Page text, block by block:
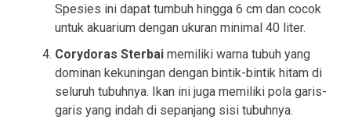
Spesies ini dapat tumbuh hingga 6 cm dan cocok
untuk akuarium dengan ukuran minimal 40 liter.
Corydoras Sterbai memiliki warna tubuh yang
dominan kekuningan dengan bintik-bintik hitam di
seluruh tubuhnya. Ikan ini juga memiliki pola garis-
garis yang indah di sepanjang sisi tubuhnya.